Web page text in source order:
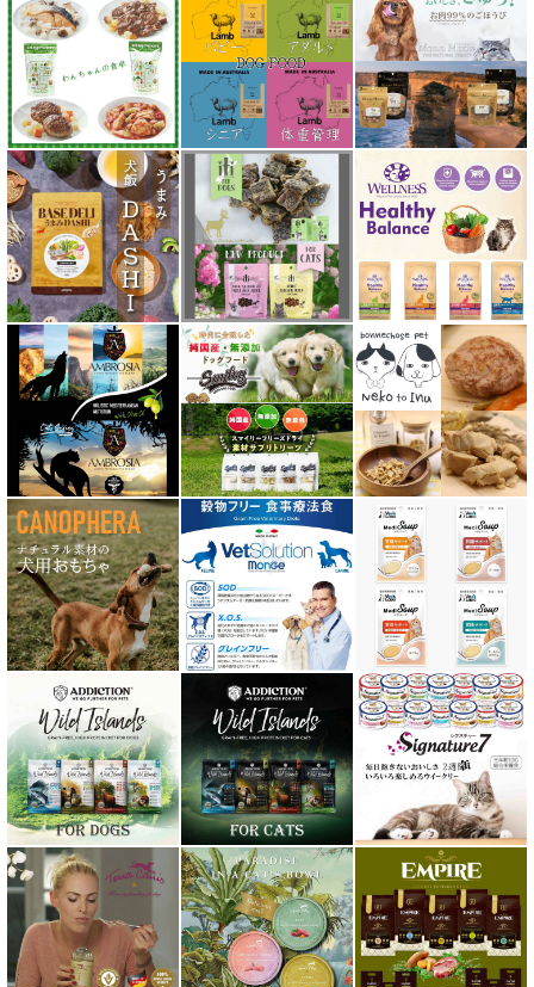
シルクフル SILKFULL
ジーランディア Zealandia
スマイリー Smiley
ソウルメイト SoulMate
ソリッドゴールド Solid Gold
ディアブロ（Deer Blow）
テラカニス TerraCanis
テラフェリス TerraFelis
テラカニス ハーバルヒーローズ
トライバル TRIBAL
ナチュラルコード NATURAL CODE
ナチュラルハーベスト Natural Harvest
Nanki Japan ナンキジャパン
ニュートライプ NUTRIPE
ｐＨ バランス キャット ウォーター
ネイチャーベット NaturVet
バーキングヘッズ BARKING HEADS
ハーロウブレンド Harlow Blend
バイオトロール・バイオフレッシュ Byotrol